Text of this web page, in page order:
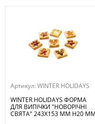
Артикул: WINTER HOLIDAYS
WINTER HOLIDAYS ФОРМА
ДЛЯ ВИПІЧКИ "НОВОРІЧНІ
СВЯТА" 243X153 ММ H20 ММ